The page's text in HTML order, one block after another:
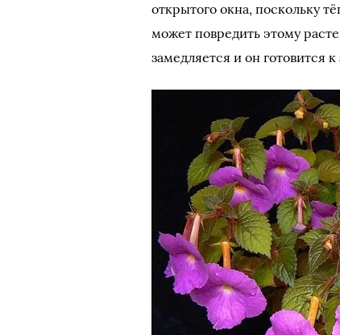
открытого окна, поскольку
может повредить этому
замедляется и он готовится